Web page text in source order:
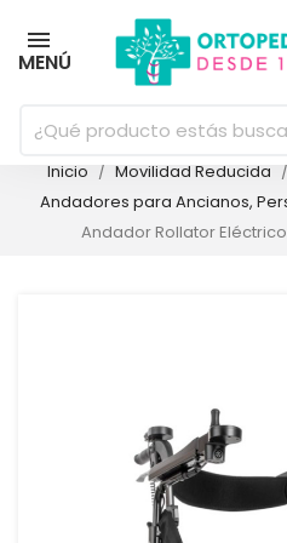
MENÚ
Inicio Movilidad Reducida
Andadores para Ancianos,
Andador Rollator